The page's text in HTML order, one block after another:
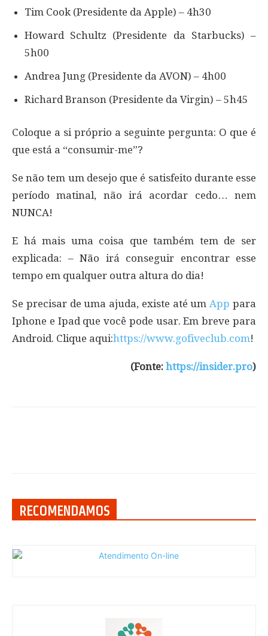
Tim Cook (Presidente da Apple) – 4h30
Howard Schultz (Presidente da Starbucks) –
5h00
Andrea Jung (Presidente da AVON) – 4h00
Richard Branson (Presidente da Virgin) – 5h45
Coloque a si próprio a seguinte pergunta: O que é
que está a “consumir-me”?
Se não tem um desejo que é satisfeito durante esse
período matinal, não irá acordar cedo… nem
NUNCA!
E há mais uma coisa que também tem de ser
explicada: – Não irá conseguir encontrar esse
tempo em qualquer outra altura do dia!
Se precisar de uma ajuda, existe até um Apppara
Iphone e Ipad que você pode usar. Em breve para
Android. Clique aqui:https://www.gofiveclub.com!
(Fonte: https://insider.pro)
RECOMENDAMOS